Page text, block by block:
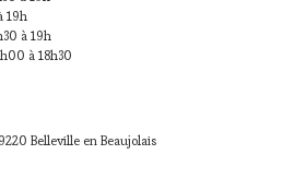
19h
à 19h
à 18h30
Belleville en Beaujolais